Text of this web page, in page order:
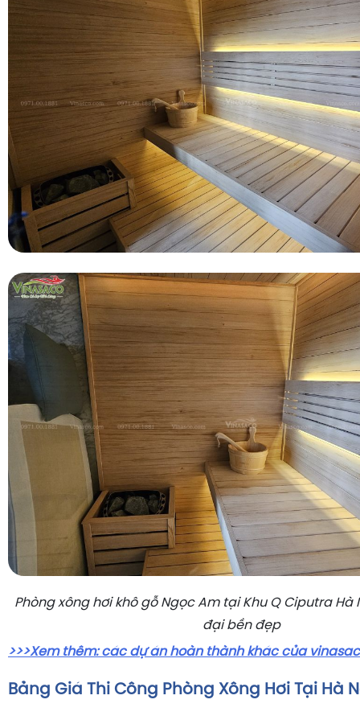
Phòng xông hơi khô gỗ Ngọc Am tại Khu Q Ciputra Hà
đại bền đẹp
>>>Xem thêm: các dự án hoàn thành khác của
Bảng Giá Thi Công Phòng Xông Hơi Tại Hà